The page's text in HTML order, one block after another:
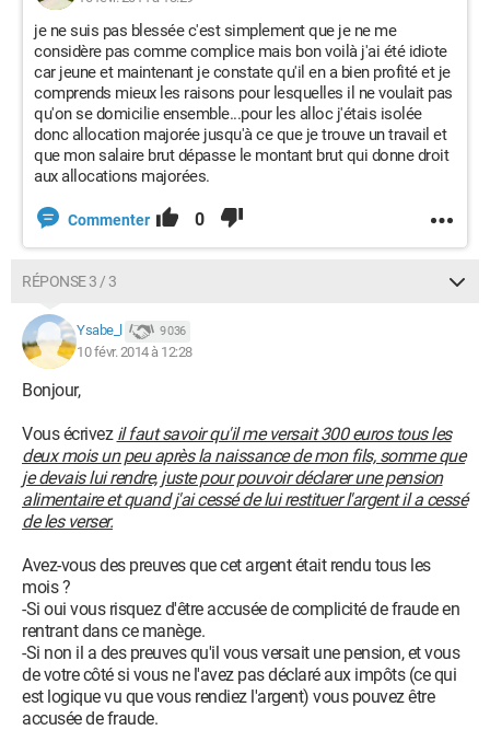
je ne suis pas blessée c'est simplement que je ne me
considère pas comme complice mais bon voilà j'ai été idiote
car jeune et maintenant je constate qu'il en a bien profité et je
comprends mieux les raisons pour lesquelles il ne voulait pas
qu'on se domicilie ensemble...pour les alloc j'étais isolée
donc allocation majorée jusqu'à ce que je trouve un travail et
que mon salaire brut dépasse le montant brut qui donne droit
aux allocations majorées.
Commenter 0
RÉPONSE 3 / 3
Ysabe_l 9 036
10 févr. 2014 à 12:28
Bonjour,
Vous écrivez il faut savoir qu'il me versait 300 euros tous les
deux mois un peu après la naissance de mon fils, somme que
je devais lui rendre, juste pour pouvoir déclarer une pension
alimentaire et quand j'ai cessé de lui restituer l'argent il a cessé
de les verser.
Avez-vous des preuves que cet argent était rendu tous les
mois ?
-Si oui vous risquez d'être accusée de complicité de fraude en
rentrant dans ce manège.
-Si non il a des preuves qu'il vous versait une pension, et vous
de votre côté si vous ne l'avez pas déclaré aux impôts (ce qui
est logique vu que vous rendiez l'argent) vous pouvez être
accusée de fraude.